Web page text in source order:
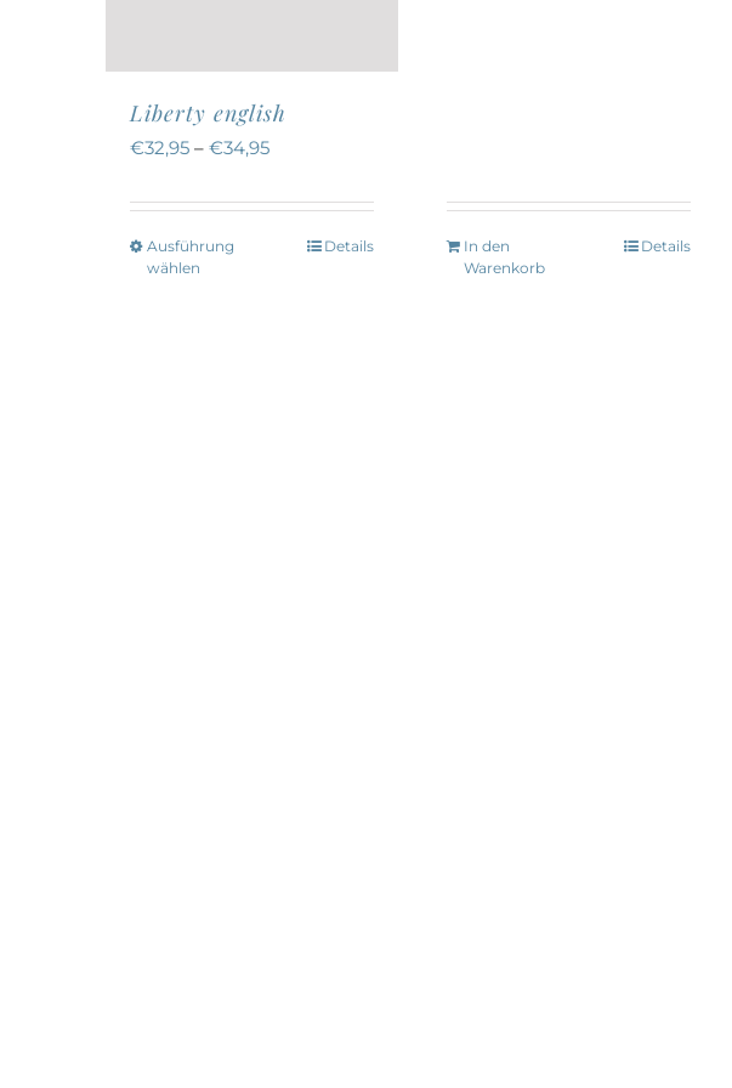
Liberty english
€32,95 – €34,95
Ausführung
wählen
Details
In den
Warenkorb
Details